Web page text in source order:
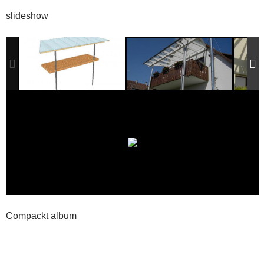
slideshow
Compackt album